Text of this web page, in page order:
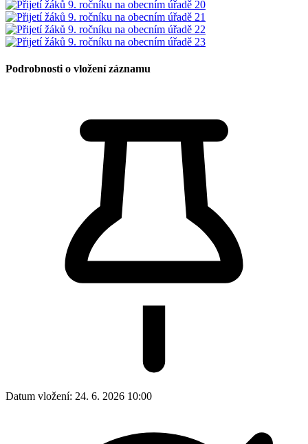
Podrobnosti o vložení záznamu
Datum vložení: 24. 6. 2026 10:00